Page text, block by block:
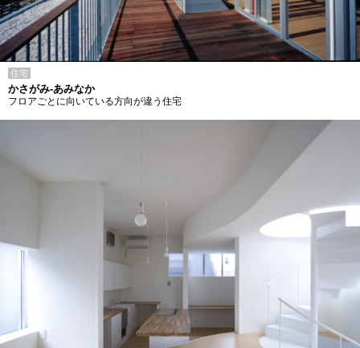
住宅
かさがみ-あみなか
フロアごとに向いている方向が違う住宅